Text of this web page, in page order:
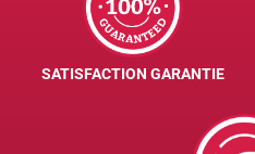
SATISFACTION GARANTIE